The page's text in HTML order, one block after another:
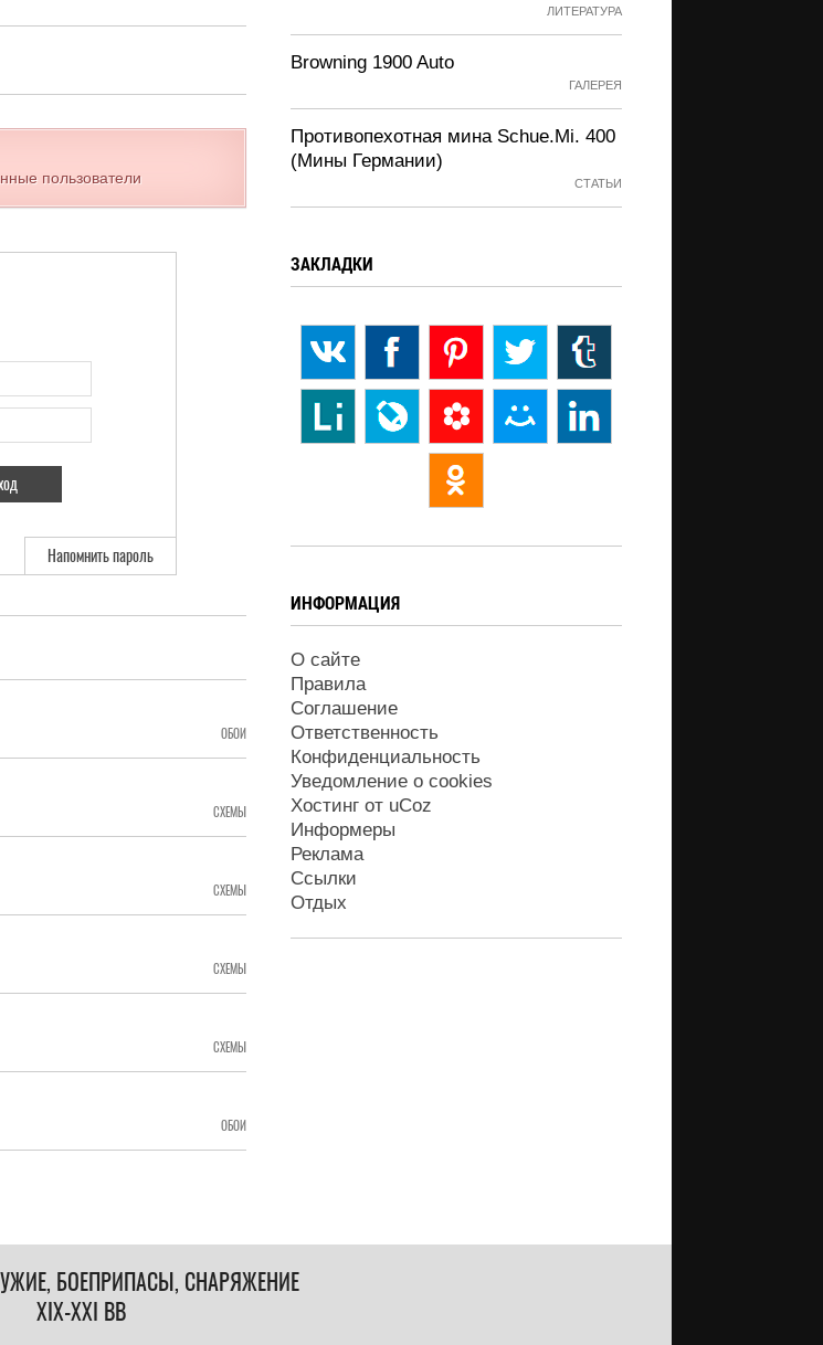
пользователи
Напомнить пароль
ОБОИ
СХЕМЫ
СХЕМЫ
СХЕМЫ
СХЕМЫ
ОБОИ
ЛИТЕРАТУРА
Browning 1900 Auto
ГАЛЕРЕЯ
Противопехотная мина Schue.Mi. 400
(Мины Германии)
СТАТЬИ
ЗАКЛАДКИ
ИНФОРМАЦИЯ
О сайте
Правила
Соглашение
Ответственность
Конфиденциальность
Уведомление о cookies
Хостинг от uCoz
Информеры
Реклама
Ссылки
Отдых
БОЕПРИПАСЫ, СНАРЯЖЕНИЕ
XIX-XXI ВВ